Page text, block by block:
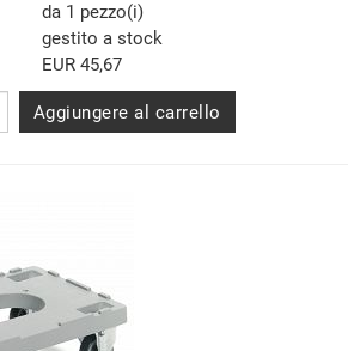
da 1 pezzo(i)
gestito a stock
EUR 45,67
Aggiungere al carrello